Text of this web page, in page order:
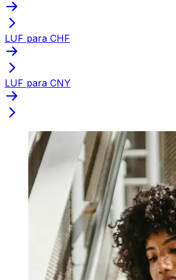
LUF para CHF
LUF para CNY